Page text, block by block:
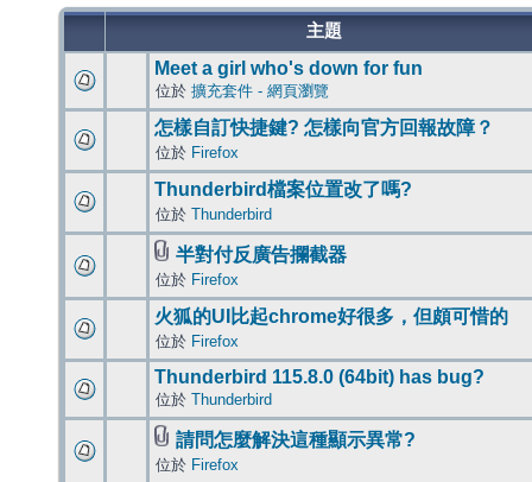
主題
Meet a girl who's down for fun
位於 擴充套件 - 網頁瀏覽
怎樣自訂快捷鍵? 怎樣向官方回報故障？
位於 Firefox
Thunderbird檔案位置改了嗎?
位於 Thunderbird
半對付反廣告攔截器
位於 Firefox
火狐的UI比起chrome好很多，但頗可惜的
位於 Firefox
Thunderbird 115.8.0 (64bit) has bug?
位於 Thunderbird
請問怎麼解決這種顯示異常?
位於 Firefox